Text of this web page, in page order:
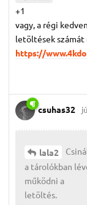
+1
vagy, a régi
letöltések számát
https://
csuhas32
lala2
a tárolókban
működni a
letöltés.